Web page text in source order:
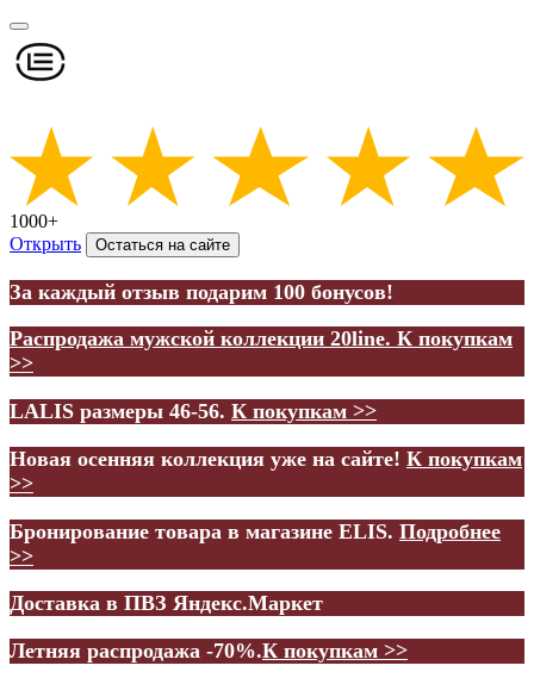
1000+
Открыть
Остаться на сайте
За каждый отзыв подарим 100 бонусов!
Распродажа мужской коллекции 20line. К покупкам
>>
LALIS размеры 46-56. К покупкам >>
Новая осенняя коллекция уже на сайте! К покупкам
>>
Бронирование товара в магазине ELIS. Подробнее
>>
Доставка в ПВЗ Яндекс.Маркет
Летняя распродажа -70%.К покупкам >>